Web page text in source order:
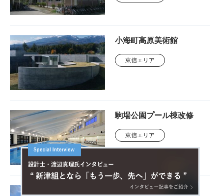
小海町高原美術館
東信エリア
駒場公園プール棟改修
東信エリア
高根生涯学習館